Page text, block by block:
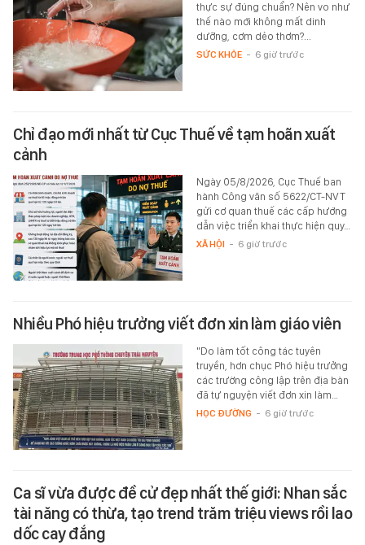
thực sự đúng chuẩn? Nên vo như
thế nào mới không mất dinh
dưỡng, cơm dẻo thơm?...
SỨC KHỎE - 6 giờ trước
Chỉ đạo mới nhất từ Cục Thuế về tạm hoãn xuất
cảnh
Ngày 05/8/2026, Cục Thuế ban
hành Công văn số 5622/CT-NVT
gửi cơ quan thuế các cấp hướng
dẫn việc triển khai thực hiện quy…
XÃ HỘI - 6 giờ trước
Nhiều Phó hiệu trưởng viết đơn xin làm giáo viên
"Do làm tốt công tác tuyên
truyền, hơn chục Phó hiệu trưởng
các trường công lập trên địa bàn
đã tự nguyện viết đơn xin làm…
HỌC ĐƯỜNG - 6 giờ trước
Ca sĩ vừa được đề cử đẹp nhất thế giới: Nhan sắc
tài năng có thừa, tạo trend trăm triệu views rồi lao
dốc cay đắng